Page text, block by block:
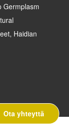
Germplasm
Haidian
Ota yhteyttä